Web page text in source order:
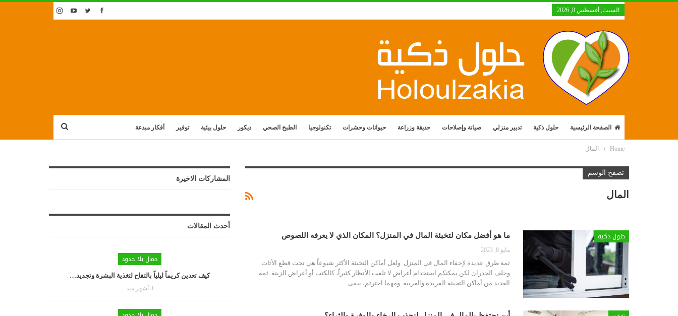
السبت, أغسطس 8, 2026
الصفحة الرئيسية حلول ذكية تدبير منزلي صيانة وإصلاحات حديقة وزراعة حيوانات وحشرات تكنولوجيا الطبخ الصحي ديكور حلول بيئية توفير أفكار مبدعة
Home المال
تصفح الوسم
المال
حلول ذكية ما هو أفضل مكان لتخبئة المال في المنزل؟ المكان الذي لا يعرفه اللصوص
مايو 8, 2023
ثمة طرق عديدة لإخفاء المال في المنزل. ولعل أماكن التخبئة الأكثر شيوعاً هي تحت قطع الأثاث
وخلف الجدران لكن يمكنكم استخدام أغراض لا تلفت الأنظار كثيراً، كالكتب أو أغراض الزينة. ثمة
العديد من أماكن التخبئة الفريدة والغريبة. ومهما اخترتم، يبقى
المشاركات الاخيرة
أحدث المقالات
جمال بلا حدود
كيف تعدين كريماً ليلياً بالتفاح لتغذية البشرة وتجديد…
3 أشهر منذ